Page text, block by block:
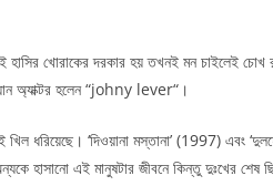
হাসির খোরাকের দরকার হয় তখনই মন চাইলেই চোখ
অ্যাক্টর হলেন “johny lever“।
ধরিয়েছে। ‘দিওয়ানা মস্তানা’ (1997) এবং
হাসানো এই মানুষটার জীবনে কিন্তু দুঃখের শেষ